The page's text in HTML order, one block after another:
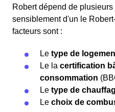
Robert dépend de
sensiblement d'un le
facteurs sont :
Le type de
Le la certification
consommation
Le type de
Le choix de